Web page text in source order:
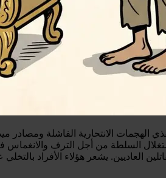
الهجمات الانتحارية الفاشلة ومصادر
السلطة من أجل الترف والانغماس